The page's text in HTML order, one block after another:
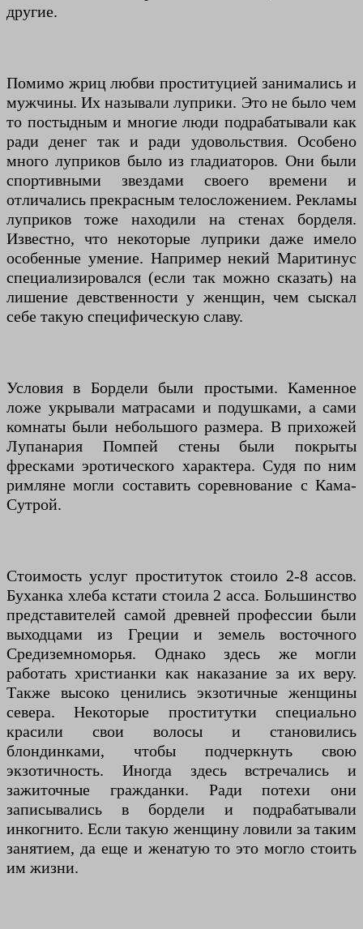
другие.
Помимо жриц любви проституцией занимались и
мужчины. Их называли луприки. Это не было чем
то постыдным и многие люди подрабатывали как
ради денег так и ради удовольствия. Особено
много луприков было из гладиаторов. Они были
спортивными звездами своего времени и
отличались прекрасным телосложением. Рекламы
луприков тоже находили на стенах борделя.
Известно, что некоторые луприки даже имело
особенные умение. Например некий Маритинус
специализировался (если так можно сказать) на
лишение девственности у женщин, чем сыскал
себе такую специфическую славу.
Условия в Бордели были простыми. Каменное
ложе укрывали матрасами и подушками, а сами
комнаты были небольшого размера. В прихожей
Лупанария Помпей стены были покрыты
фресками эротического характера. Судя по ним
римляне могли составить соревнование с Кама-
Сутрой.
Стоимость услуг проституток стоило 2-8 ассов.
Буханка хлеба кстати стоила 2 асса. Большинство
представителей самой древней профессии были
выходцами из Греции и земель восточного
Средиземноморья. Однако здесь же могли
работать христианки как наказание за их веру.
Также высоко ценились экзотичные женщины
севера. Некоторые проститутки специально
красили свои волосы и становились
блондинками, чтобы подчеркнуть свою
экзотичность. Иногда здесь встречались и
зажиточные гражданки. Ради потехи они
записывались в бордели и подрабатывали
инкогнито. Если такую женщину ловили за таким
занятием, да еще и женатую то это могло стоить
им жизни.